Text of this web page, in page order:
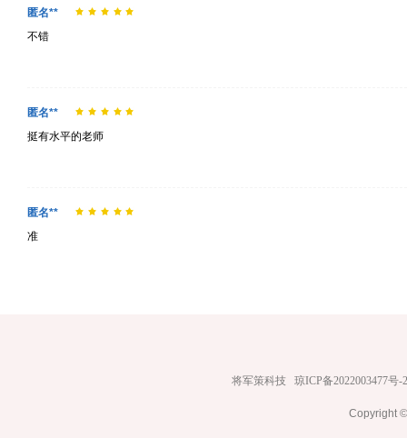
匿名**
不错
匿名**
挺有水平的老师
匿名**
准
将军策科技 琼ICP备2022003477号-2
Copyright